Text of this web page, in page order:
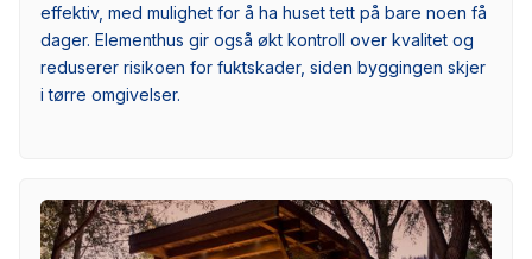
effektiv, med mulighet for å ha huset tett på bare noen få
dager. Elementhus gir også økt kontroll over kvalitet og
reduserer risikoen for fuktskader, siden byggingen skjer
i tørre omgivelser.